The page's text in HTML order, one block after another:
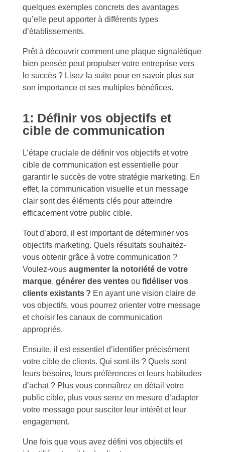
quelques exemples concrets des avantages
qu’elle peut apporter à différents types
d’établissements.
Prêt à découvrir comment une plaque signalétique
bien pensée peut propulser votre entreprise vers
le succès ? Lisez la suite pour en savoir plus sur
son importance et ses multiples bénéfices.
1: Définir vos objectifs et
cible de communication
L’étape cruciale de définir vos objectifs et votre
cible de communication est essentielle pour
garantir le succès de votre stratégie marketing. En
effet, la communication visuelle et un message
clair sont des éléments clés pour atteindre
efficacement votre public cible.
Tout d’abord, il est important de déterminer vos
objectifs marketing. Quels résultats souhaitez-
vous obtenir grâce à votre communication ?
Voulez-vous augmenter la notoriété de votre
marque, générer des ventes ou fidéliser vos
clients existants ? En ayant une vision claire de
vos objectifs, vous pourrez orienter votre message
et choisir les canaux de communication
appropriés.
Ensuite, il est essentiel d’identifier précisément
votre cible de clients. Qui sont-ils ? Quels sont
leurs besoins, leurs préférences et leurs habitudes
d’achat ? Plus vous connaîtrez en détail votre
public cible, plus vous serez en mesure d’adapter
votre message pour susciter leur intérêt et leur
engagement.
Une fois que vous avez défini vos objectifs et